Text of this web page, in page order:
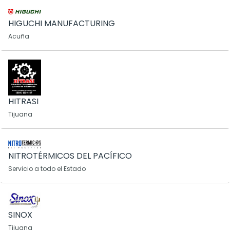
HIGUCHI MANUFACTURING
Acuña
HITRASI
Tijuana
NITROTÉRMICOS DEL PACÍFICO
Servicio a todo el Estado
SINOX
Tijuana